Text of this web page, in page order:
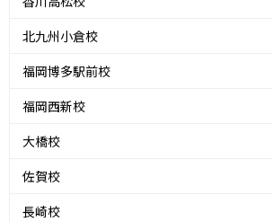
北九州小倉校
福岡博多駅前校
福岡西新校
大橋校
佐賀校
長崎校